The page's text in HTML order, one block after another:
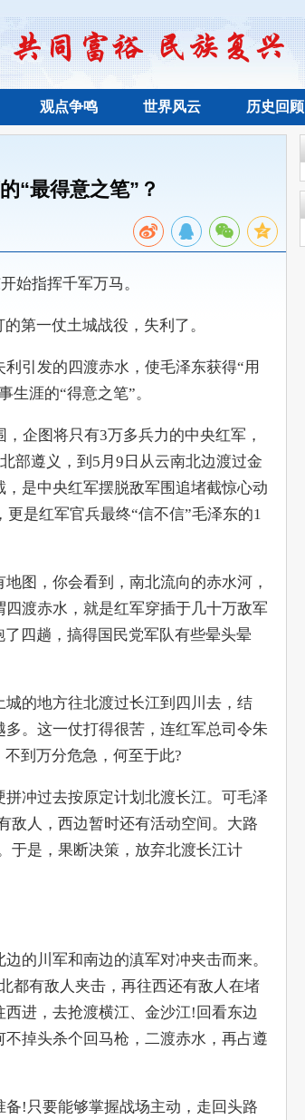
观点争鸣 世界风云 历史回顾
“最得意之笔”？
指挥千军万马。
第一仗土城战役，失利了。
引发的四渡赤水，使毛泽东获得“用
涯的“得意之笔”。
企图将只有3万多兵力的中央红军，
部遵义，到5月9日从云南北边渡过金
是中央红军摆脱敌军围追堵截惊心动
是红军官兵最终“信不信”毛泽东的1
，你会看到，南北流向的赤水河，
渡赤水，就是红军穿插于几十万敌军
四趟，搞得国民党军队有些晕头晕
的地方往北渡过长江到四川去，结
。这一仗打得很苦，连红军总司令朱
到万分危急，何至于此?
冲过去按原定计划北渡长江。可毛泽
敌人，西边暂时还有活动空间。大路
于是，果断决策，放弃北渡长江计
川军和南边的滇军对冲夹击而来。
都有敌人夹击，再往西还有敌人在堵
进，去抢渡横江、金沙江!回看东边
掉头杀个回马枪，二渡赤水，再占遵
!只要能够掌握战场主动，走回头路